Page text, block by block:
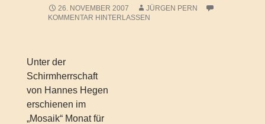
26. NOVEMBER 2007
JÜRGEN PERN
KOMMENTAR HINTERLASSEN
Unter der
Schirmherrschaft
von Hannes Hegen
erschienen im
„Mosaik“ Monat für